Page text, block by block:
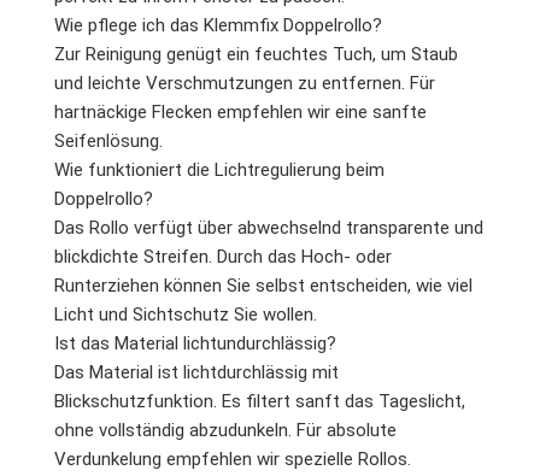
Wie pflege ich das Klemmfix Doppelrollo?
Zur Reinigung genügt ein feuchtes Tuch, um Staub
und leichte Verschmutzungen zu entfernen. Für
hartnäckige Flecken empfehlen wir eine sanfte
Seifenlösung.
Wie funktioniert die Lichtregulierung beim
Doppelrollo?
Das Rollo verfügt über abwechselnd transparente und
blickdichte Streifen. Durch das Hoch- oder
Runterziehen können Sie selbst entscheiden, wie viel
Licht und Sichtschutz Sie wollen.
Ist das Material lichtundurchlässig?
Das Material ist lichtdurchlässig mit
Blickschutzfunktion. Es filtert sanft das Tageslicht,
ohne vollständig abzudunkeln. Für absolute
Verdunkelung empfehlen wir spezielle Rollos.